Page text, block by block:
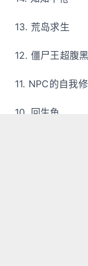
13. 荒岛求生
12. 僵尸王超腹黑
11. NPC的自我
10. 回生鱼